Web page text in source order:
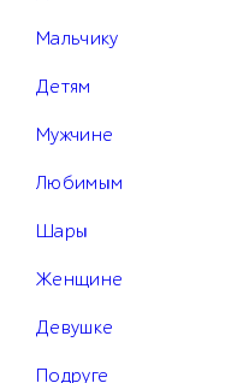
Мальчику
Детям
Мужчине
Любимым
Шары
Женщине
Девушке
Подруге